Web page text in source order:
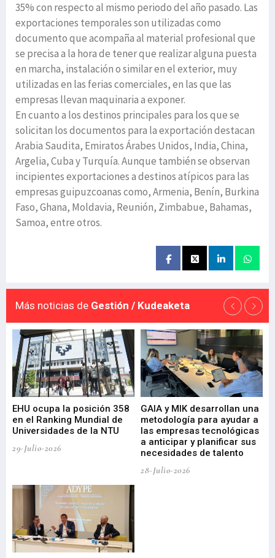
35% con respecto al mismo periodo del año pasado. Las
exportaciones temporales son utilizadas como
documento que acompaña al material profesional que
se precisa a la hora de tener que realizar alguna puesta
en marcha, instalación o similar en el exterior, muy
utilizadas en las ferias comerciales, en las que las
empresas llevan maquinaria a exponer.
En cuanto a los destinos principales para los que se
solicitan los documentos para la exportación destacan
Arabia Saudita, Emiratos Árabes Unidos, India, China,
Argelia, Cuba y Turquía. Aunque también se observan
incipientes exportaciones a destinos atípicos para las
empresas guipuzcoanas como, Armenia, Benín, Burkina
Faso, Ghana, Moldavia, Reunión, Zimbabue, Bahamas,
Samoa, entre otros.
Más noticias de Gestión / Kudeaketa
EHU ocupa la posición 358
en el Ranking Mundial de
Universidades de la NTU
29-Julio-2026
GAIA y MIK desarrollan una
metodología para ayudar a
las empresas tecnológicas
a anticipar y planificar sus
necesidades de talento
28-Julio-2026